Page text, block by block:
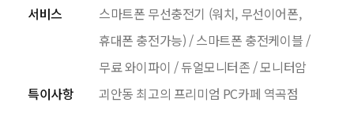
서비스
스마트폰 무선충전기 (워치, 무선이어폰,
휴대폰 충전가능) / 스마트폰 충전케이블 /
무료 와이파이 / 듀얼모니터존 / 모니터암
특이사항
괴안동 최고의 프리미엄 PC카페 역곡점